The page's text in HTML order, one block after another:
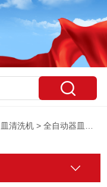
清洗机 > 全自动器皿清洗机